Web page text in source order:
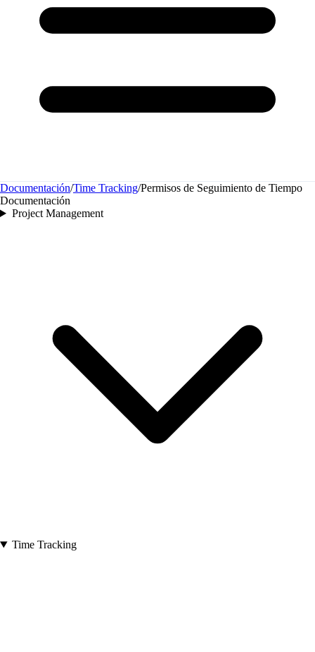
Documentación/Time Tracking/Permisos de Seguimiento de Tiempo
Documentación
Project Management
Time Tracking